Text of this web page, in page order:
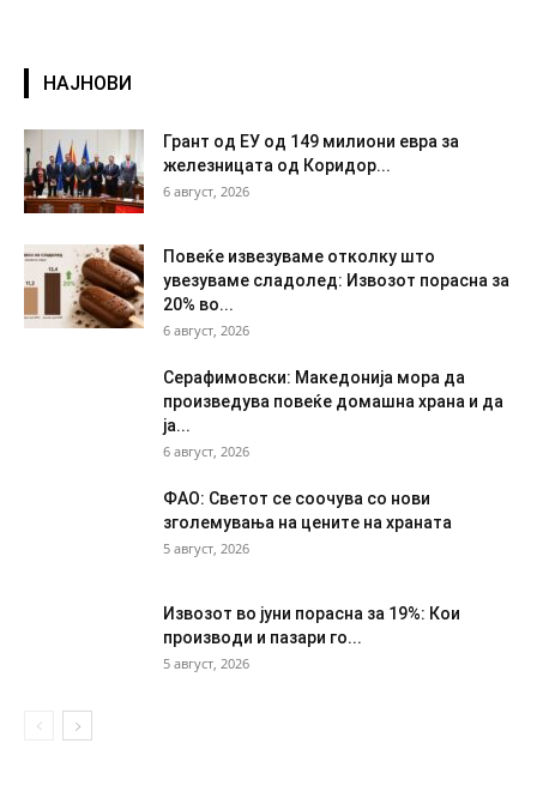
НАЈНОВИ
Грант од ЕУ од 149 милиони евра за
железницата од Коридор...
6 август, 2026
Повеќе извезуваме отколку што
увезуваме сладолед: Извозот порасна за
20% во...
6 август, 2026
Серафимовски: Македонија мора да
произведува повеќе домашна храна и да
ја...
6 август, 2026
ФАО: Светот се соочува со нови
зголемувања на цените на храната
5 август, 2026
Извозот во јуни порасна за 19%: Кои
производи и пазари го...
5 август, 2026